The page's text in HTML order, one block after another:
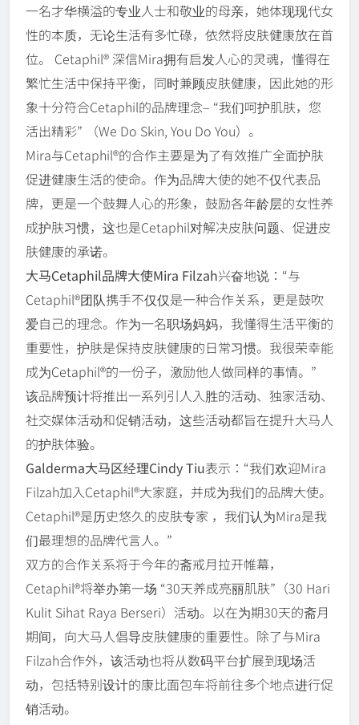
一名才华横溢的专业人士和敬业的母亲，她体现现代女
性的本质，无论生活有多忙碌，依然将皮肤健康放在首
位。 Cetaphil® 深信Mira拥有启发人心的灵魂，懂得在
繁忙生活中保持平衡，同时兼顾皮肤健康，因此她的形
象十分符合Cetaphil的品牌理念– “我们呵护肌肤，您
活出精彩” （We Do Skin, You Do You）。
Mira与Cetaphil®的合作主要是为了有效推广全面护肤
促进健康生活的使命。作为品牌大使的她不仅代表品
牌，更是一个鼓舞人心的形象，鼓励各年龄层的女性养
成护肤习惯，这也是Cetaphil对解决皮肤问题、促进皮
肤健康的承诺。
大马Cetaphil品牌大使Mira Filzah兴奋地说：“与
Cetaphil®团队携手不仅仅是一种合作关系，更是鼓吹
爱自己的理念。作为一名职场妈妈，我懂得生活平衡的
重要性，护肤是保持皮肤健康的日常习惯。我很荣幸能
成为Cetaphil®的一份子，激励他人做同样的事情。”
该品牌预计将推出一系列引人入胜的活动、独家活动、
社交媒体活动和促销活动，这些活动都旨在提升大马人
的护肤体验。
Galderma大马区经理Cindy Tiu表示：“我们欢迎Mira
Filzah加入Cetaphil®大家庭，并成为我们的品牌大使。
Cetaphil®是历史悠久的皮肤专家 ，我们认为Mira是我
们最理想的品牌代言人。”
双方的合作关系将于今年的斋戒月拉开帷幕，
Cetaphil®将举办第一场 “30天养成亮丽肌肤”（30 Hari
Kulit Sihat Raya Berseri）活动。以在为期30天的斋月
期间，向大马人倡导皮肤健康的重要性。除了与Mira
Filzah合作外，该活动也将从数码平台扩展到现场活
动，包括特别设计的康比面包车将前往多个地点进行促
销活动。